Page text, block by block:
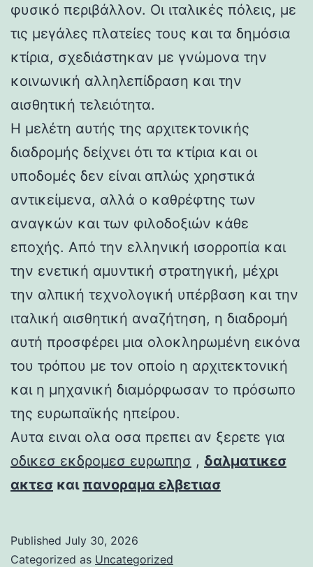
φυσικό περιβάλλον. Οι ιταλικές πόλεις, με
τις μεγάλες πλατείες τους και τα δημόσια
κτίρια, σχεδιάστηκαν με γνώμονα την
κοινωνική αλληλεπίδραση και την
αισθητική τελειότητα.
Η μελέτη αυτής της αρχιτεκτονικής
διαδρομής δείχνει ότι τα κτίρια και οι
υποδομές δεν είναι απλώς χρηστικά
αντικείμενα, αλλά ο καθρέφτης των
αναγκών και των φιλοδοξιών κάθε
εποχής. Από την ελληνική ισορροπία και
την ενετική αμυντική στρατηγική, μέχρι
την αλπική τεχνολογική υπέρβαση και την
ιταλική αισθητική αναζήτηση, η διαδρομή
αυτή προσφέρει μια ολοκληρωμένη εικόνα
του τρόπου με τον οποίο η αρχιτεκτονική
και η μηχανική διαμόρφωσαν το πρόσωπο
της ευρωπαϊκής ηπείρου.
Αυτα ειναι ολα οσα πρεπει αν ξερετε για
οδικεσ εκδρομεσ ευρωπησ , δαλματικεσ
ακτεσ και πανοραμα ελβετιασ
Published July 30, 2026
Categorized as Uncategorized